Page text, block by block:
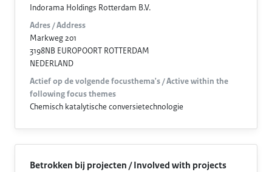
Indorama Holdings Rotterdam B.V.
Adres / Address
Markweg 201
3198NB EUROPOORT ROTTERDAM
NEDERLAND
Actief op de volgende focusthema's / Active within the
following focus themes
Chemisch katalytische conversietechnologie
Betrokken bij projecten / Involved with projects